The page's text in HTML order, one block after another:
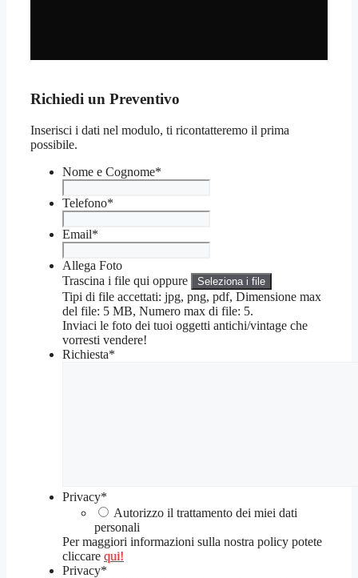
Richiedi un Preventivo
Inserisci i dati nel modulo, ti ricontatteremo il prima
possibile.
Nome e Cognome*
Telefono*
Email*
Allega Foto
Trascina i file qui oppure
Seleziona i file
Tipi di file accettati: jpg, png, pdf, Dimensione max
del file: 5 MB, Numero max di file: 5.
Inviaci le foto dei tuoi oggetti antichi/vintage che
vorresti vendere!
Richiesta*
Privacy*
Autorizzo il trattamento dei miei dati
personali
Per maggiori informazioni sulla nostra policy potete
cliccare qui!
Privacy*